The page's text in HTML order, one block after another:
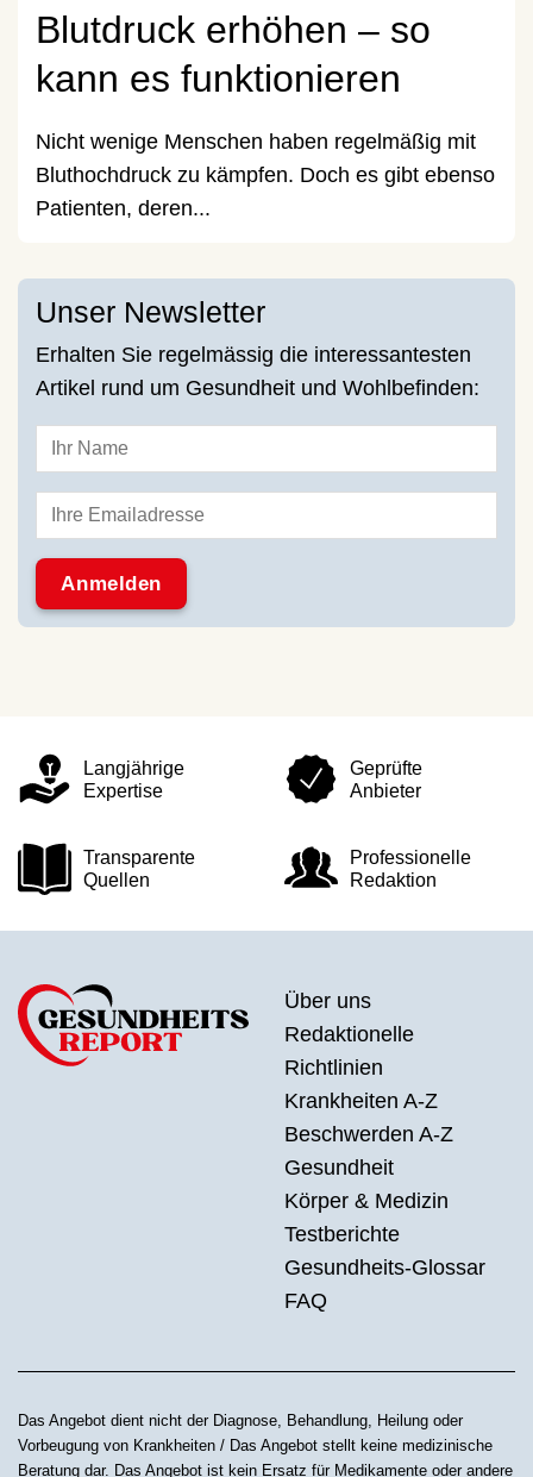
Blutdruck erhöhen – so
kann es funktionieren
Nicht wenige Menschen haben regelmäßig mit
Bluthochdruck zu kämpfen. Doch es gibt ebenso
Patienten, deren...
Unser Newsletter
Erhalten Sie regelmässig die interessantesten
Artikel rund um Gesundheit und Wohlbefinden:
Langjährige
Expertise
Geprüfte
Anbieter
Transparente
Quellen
Professionelle
Redaktion
Über uns
Redaktionelle
Richtlinien
Krankheiten A-Z
Beschwerden A-Z
Gesundheit
Körper & Medizin
Testberichte
Gesundheits-Glossar
FAQ
Das Angebot dient nicht der Diagnose, Behandlung, Heilung oder
Vorbeugung von Krankheiten / Das Angebot stellt keine medizinische
Beratung dar. Das Angebot ist kein Ersatz für Medikamente oder andere